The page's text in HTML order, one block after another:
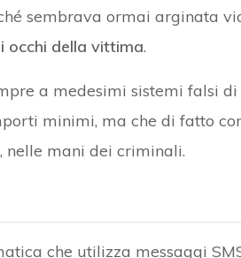
sembrava ormai arginata
occhi della vittima.
a medesimi sistemi falsi
minimi, ma che di fatto
mani dei criminali.
che utilizza messaggi